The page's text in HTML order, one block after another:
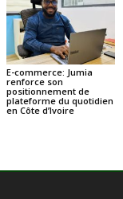
E-commerce: Jumia
renforce son
positionnement de
plateforme du quotidien
en Côte d’Ivoire